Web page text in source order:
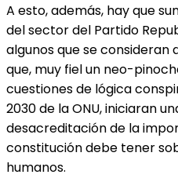
A esto, además, hay que
del sector del Partido
algunos que se
que, muy fiel un neo-
cuestiones de lógica
2030 de la ONU, iniciaran
desacreditación de la
constitución debe tener
humanos.